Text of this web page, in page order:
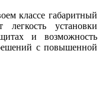
классе габаритный
установки
и возможность
с повышенной